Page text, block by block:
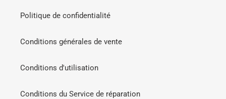
Politique de confidentialité
Conditions générales de vente
Conditions d'utilisation
Conditions du Service de réparation